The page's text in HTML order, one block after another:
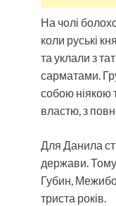
На чолі
коли руські
та уклали з
сарматами.
собою ніякою
властю, з
Для Данила
держави.
Губин,
триста років.